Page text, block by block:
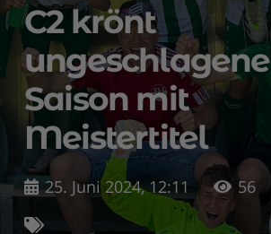
C2 krönt
ungeschlagene
Saison mit
Meistertitel
25. Juni 2024, 12:11 56